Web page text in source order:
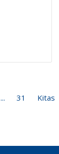
... 31 Kitas